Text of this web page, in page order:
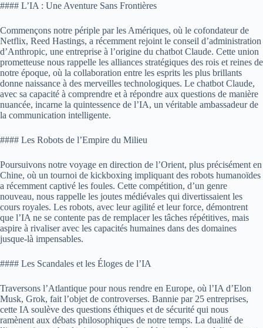
#### L’IA : Une Aventure Sans Frontières
Commençons notre périple par les Amériques, où le cofondateur de
Netflix, Reed Hastings, a récemment rejoint le conseil d’administration
d’Anthropic, une entreprise à l’origine du chatbot Claude. Cette union
prometteuse nous rappelle les alliances stratégiques des rois et reines de
notre époque, où la collaboration entre les esprits les plus brillants
donne naissance à des merveilles technologiques. Le chatbot Claude,
avec sa capacité à comprendre et à répondre aux questions de manière
nuancée, incarne la quintessence de l’IA, un véritable ambassadeur de
la communication intelligente.
#### Les Robots de l’Empire du Milieu
Poursuivons notre voyage en direction de l’Orient, plus précisément en
Chine, où un tournoi de kickboxing impliquant des robots humanoïdes
a récemment captivé les foules. Cette compétition, d’un genre
nouveau, nous rappelle les joutes médiévales qui divertissaient les
cours royales. Les robots, avec leur agilité et leur force, démontrent
que l’IA ne se contente pas de remplacer les tâches répétitives, mais
aspire à rivaliser avec les capacités humaines dans des domaines
jusque-là impensables.
#### Les Scandales et les Éloges de l’IA
Traversons l’Atlantique pour nous rendre en Europe, où l’IA d’Elon
Musk, Grok, fait l’objet de controverses. Bannie par 25 entreprises,
cette IA soulève des questions éthiques et de sécurité qui nous
ramènent aux débats philosophiques de notre temps. La dualité de